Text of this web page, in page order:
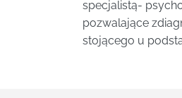
specjalistą-
pozwalające
stojącego u